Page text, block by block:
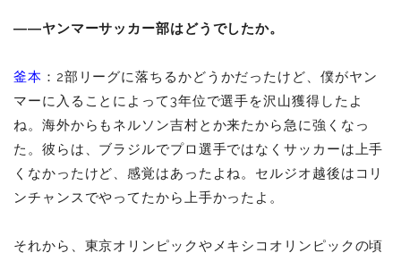
――ヤンマーサッカー部はどうでしたか。
釜本 ：2部リーグに落ちるかどうかだったけど、僕がヤン
マーに入ることによって3年位で選手を沢山獲得したよ
ね。海外からもネルソン吉村とか来たから急に強くなっ
た。彼らは、ブラジルでプロ選手ではなくサッカーは上手
くなかったけど、感覚はあったよね。セルジオ越後はコリ
ンチャンスでやってたから上手かったよ。
それから、東京オリンピックやメキシコオリンピックの頃